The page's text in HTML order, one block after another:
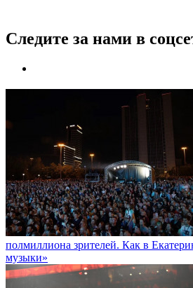
Следите за нами в
полмиллиона зрителей. Как в
музыки»